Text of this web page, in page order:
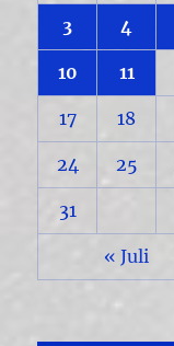
3 4
10 11
17 18
24 25
31
« Juli